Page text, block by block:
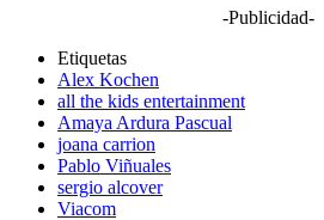
-Publicidad-
Etiquetas
Alex Kochen
all the kids entertainment
Amaya Ardura Pascual
joana carrion
Pablo Viñuales
sergio alcover
Viacom